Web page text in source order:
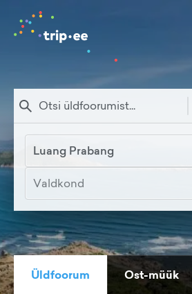
Luang Prabang
Valdkond
Üldfoorum Ost-müük